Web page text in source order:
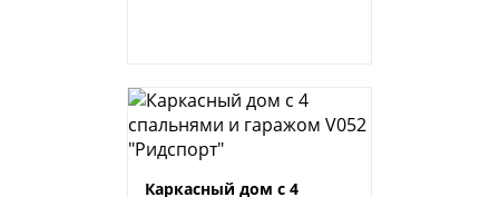
Каркасный дом с 4